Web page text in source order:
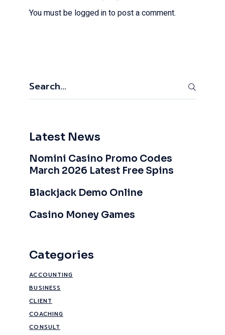
You must be logged into post a comment.
Latest News
Nomini Casino Promo Codes
March 2026 Latest Free Spins
Blackjack Demo Online
Casino Money Games
Categories
ACCOUNTING
BUSINESS
CLIENT
COACHING
CONSULT